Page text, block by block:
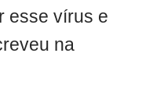
esse vírus e
na